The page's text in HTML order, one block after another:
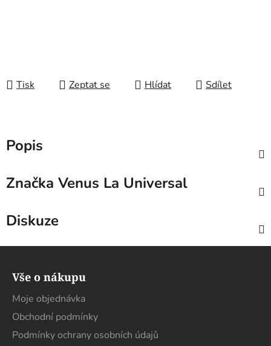
Tisk Zeptat se Hlídat Sdílet
Popis
Značka Venus La Universal
Diskuze
Vše o nákupu
Moje objednávka
Obchodní podmínky
Podmínky ochrany osobních údajů